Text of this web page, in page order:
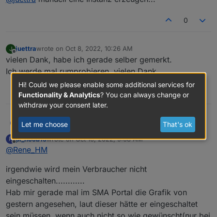
0
J
Offline
juettrawrote on Oct 8, 2022, 10:26 AM
last edited by
vielen Dank, habe ich gerade selber gemerkt.
Ich werde mal rumprobieren, vielen Dank
0
pi_noob15@rene_hm
hat die Gerätekategorie eine Auswirkung ?
P
Offline
pi_noob15wrote onOct 10, 2022, 9:08 AM
last edited by
@Rene_HM
irgendwie wird mein Verbraucher nicht
eingeschalten............
Hab mir gerade mal im SMA Portal die Grafik von
gestern angesehen, laut dieser hätte er eingeschaltet
Hi! Could we please enable some additional services for
Functionality & Analytics? You can always change or
withdraw your consent later.
Let me choose That's ok